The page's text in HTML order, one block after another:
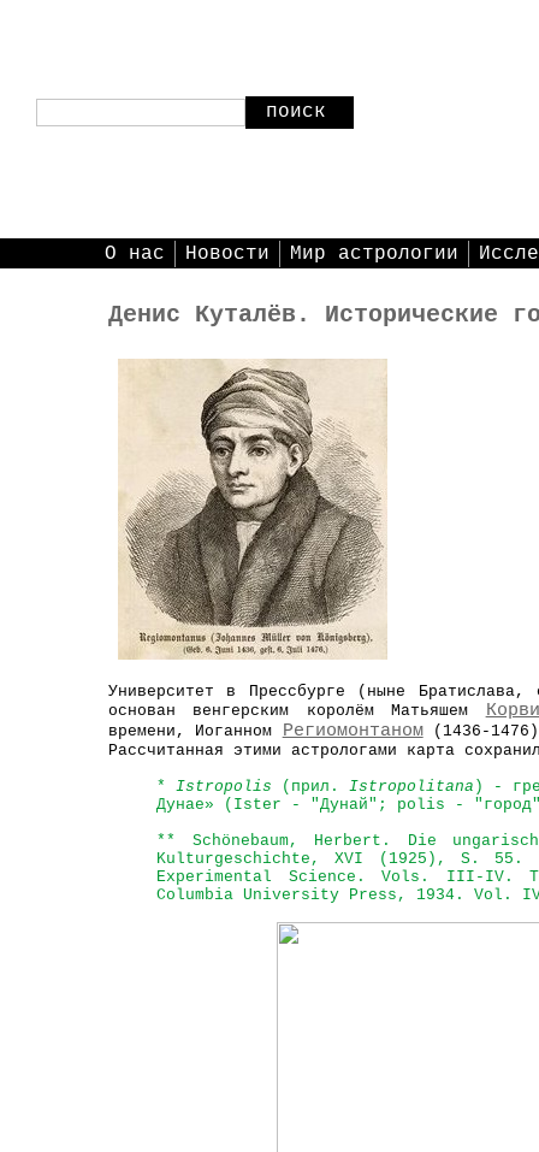
поиск
О нас Новости Мир астрологии
Денис Куталёв. Исторические
Университет в Прессбурге (ныне
основан венгерским королём Матьяшем
времени, Иоганном Региомонтаном(1436-1476)
Рассчитанная этими астрологами карта
* Istropolis (прил. Istropolitana ) -
Дунае» (Ister - "Дунай"; polis -
** Schönebaum, Herbert. Die
Kulturgeschichte, XVI (1925), S.
Experimental Science. Vols. III-IV.
Columbia University Press, 1934. Vol.